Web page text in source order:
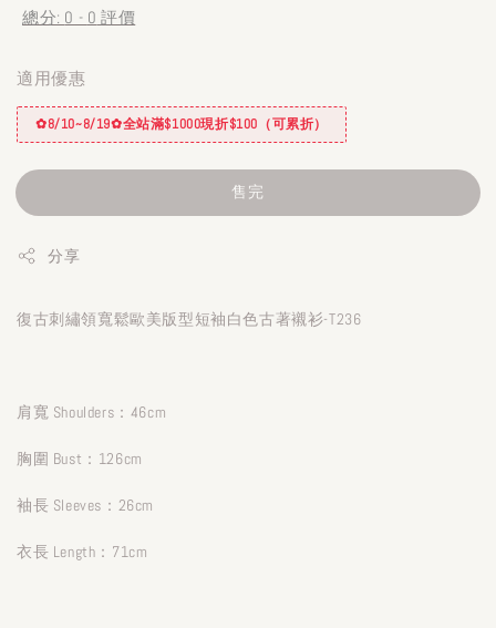
總分: 0 - 0 評價
適用優惠
✿8/10~8/19✿全站滿$1000現折$100（可累折）
售完
分享
復古刺繡領寬鬆歐美版型短袖白色古著襯衫-T236
肩寬 Shoulders：46cm
胸圍 Bust：126cm
袖長 Sleeves：26cm
衣長 Length：71cm